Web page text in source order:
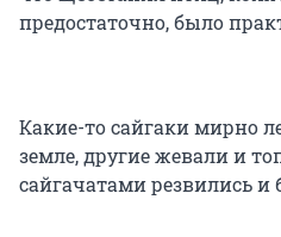
предостаточно, было
Какие-то сайгаки мирно
земле, другие жевали и
сайгачатами резвились и